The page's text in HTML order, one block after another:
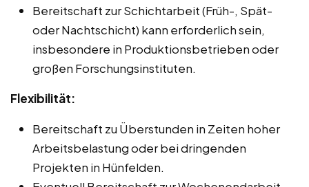
Bereitschaft zur Schichtarbeit (Früh-, Spät-
oder Nachtschicht) kann erforderlich sein,
insbesondere in Produktionsbetrieben oder
großen Forschungsinstituten.
Flexibilität:
Bereitschaft zu Überstunden in Zeiten hoher
Arbeitsbelastung oder bei dringenden
Projekten in Hünfelden.